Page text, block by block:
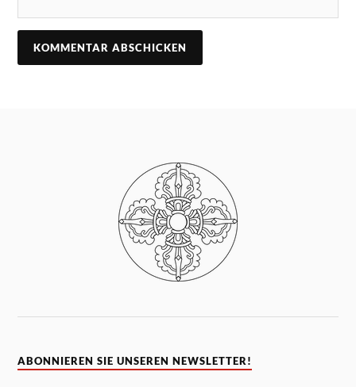
ABONNIEREN SIE UNSEREN NEWSLETTER!